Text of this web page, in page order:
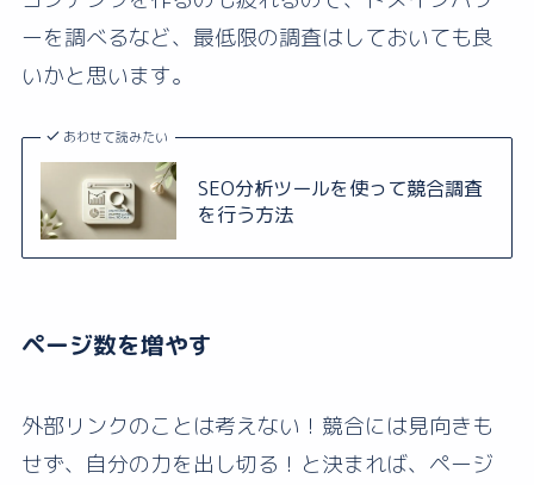
ーを調べるなど、最低限の調査はしておいても良
いかと思います。
あわせて読みたい
SEO分析ツールを使って競合調査
を行う方法
ページ数を増やす
外部リンクのことは考えない！競合には見向きも
せず、自分の力を出し切る！と決まれば、ページ